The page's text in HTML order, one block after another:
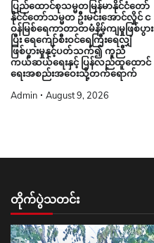
ပြည်ထောင်စုသမ္မတမြန်မာနိုင်ငံတော်
နိုင်ငံတော်သမ္မတ ဦးမင်းအောင်လှိုင် င
ဝန်မြစ်ရေကာတာတမံနိမ့်ကျမှုဖြစ်ပွား
ပြီး ရေကျော်စီးဝင်ရေကြီးရေလျှံ
ဖြစ်ပွားမှုနှင့်ပတ်သက်၍ ကူညီ
ကယ်ဆယ်ရေးနှင့် ပြန်လည်ထူထောင်
ရေးအစည်းအဝေးသို့တက်ရောက်
Admin August 9, 2026
တိုက်ပွဲသတင်း